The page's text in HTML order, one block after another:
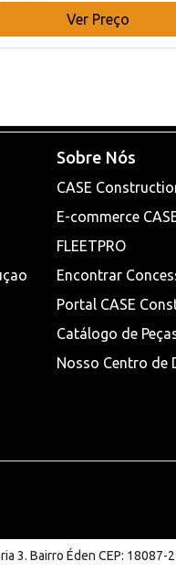
Ver Preço
Sobre Nós
CASE
E-commerce
FLEETPRO
Encontrar
Portal CASE
Catálogo de
Nosso Centro de
3. Bairro Éden CEP: